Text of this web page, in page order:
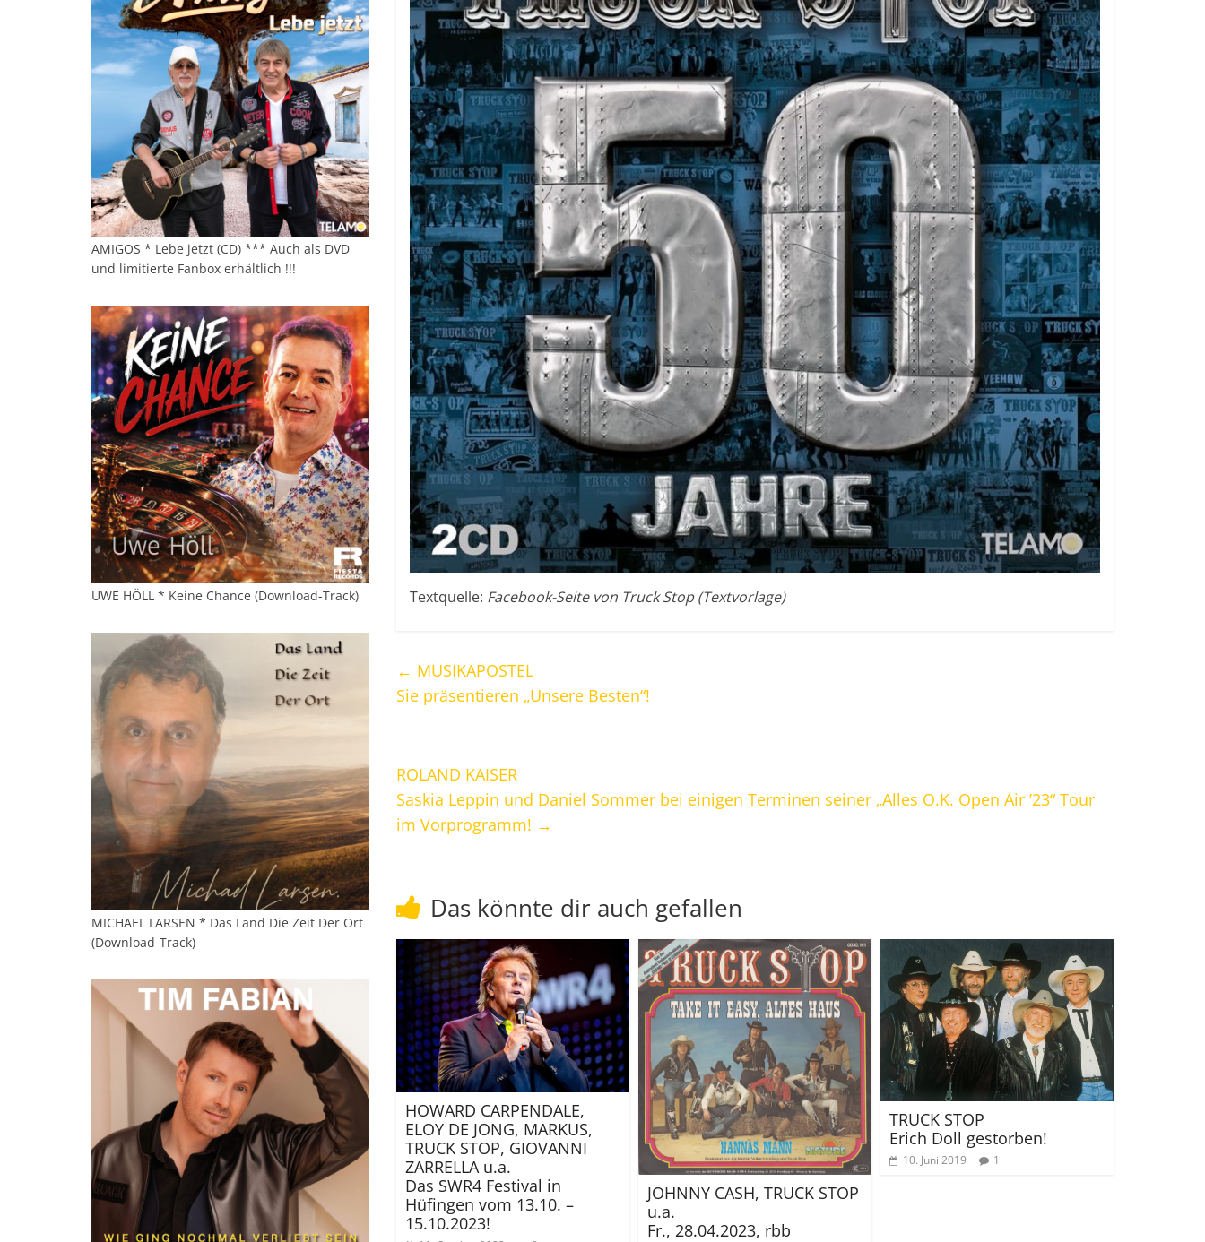
Textquelle: Facebook-Seite von Truck Stop (Textvorlage)
← MUSIKAPOSTEL
Sie präsentieren „Unsere Besten“!
ROLAND KAISER
Saskia Leppin und Daniel Sommer bei einigen Terminen seiner „Alles O.K. Open Air ’23“ Tour
im Vorprogramm! →
Das könnte dir auch gefallen
HOWARD CARPENDALE,
ELOY DE JONG, MARKUS,
TRUCK STOP, GIOVANNI
ZARRELLA u.a.
Das SWR4 Festival in
Hüfingen vom 13.10. –
15.10.2023!
JOHNNY CASH, TRUCK STOP
u.a.
Fr., 28.04.2023, rbb
TRUCK STOP
Erich Doll gestorben!
10. Juni 2019 1
AMIGOS * Lebe jetzt (CD) *** Auch als DVD
und limitierte Fanbox erhältlich !!!
UWE HÖLL * Keine Chance (Download-Track)
MICHAEL LARSEN * Das Land Die Zeit Der Ort
(Download-Track)